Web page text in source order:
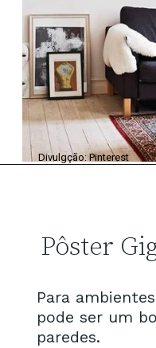
Divulgção: Pinterest
Para
pode ser um
paredes.
Pôster